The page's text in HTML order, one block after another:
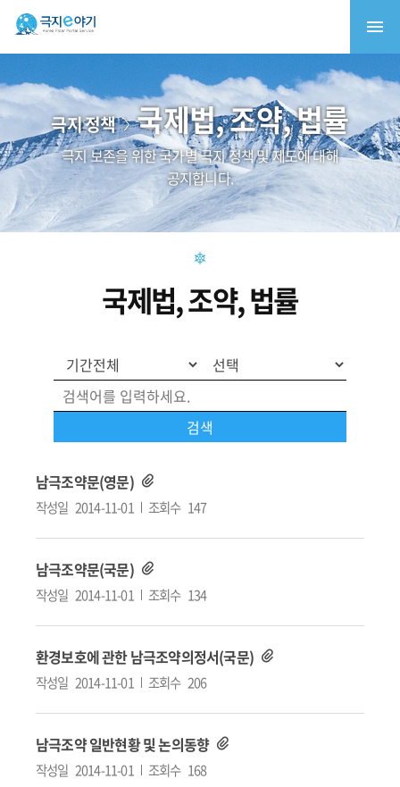
극지 정책 국제법, 조약, 법률
극지 보존을 위한 국가별 극지 정책 및 제도에 대해
공지합니다.
국제법, 조약, 법률
남극조약문(영문)
작성일 2014-11-01 조회수 147
남극조약문(국문)
작성일 2014-11-01 조회수 134
환경보호에 관한 남극조약의정서(국문)
작성일 2014-11-01 조회수 206
남극조약 일반현황 및 논의동향
작성일 2014-11-01 조회수 168